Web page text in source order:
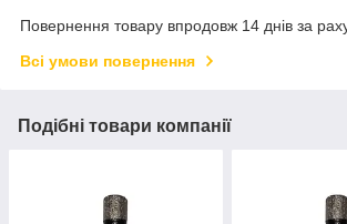
Повернення товару впродовж 14 днів за
Всі умови повернення
Подібні товари компанії